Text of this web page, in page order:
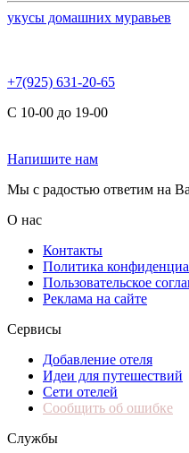
укусы домашних муравьев
+7(925) 631-20-65
С 10-00 до 19-00
Напишите нам
Мы с радостью ответим на
О нас
Контакты
Политика
Пользовательское
Реклама на сайте
Сервисы
Добавление отеля
Идеи для путешествий
Сети отелей
Сообщить об ошибке
Службы